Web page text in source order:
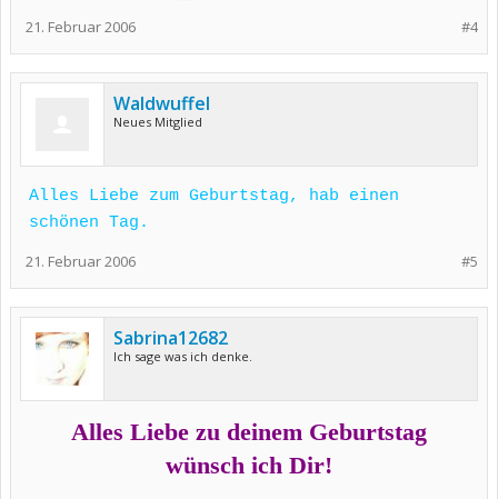
#4
21. Februar 2006
Waldwuffel
Neues Mitglied
Alles Liebe zum Geburtstag, hab einen
schönen Tag.
#5
21. Februar 2006
Sabrina12682
Ich sage was ich denke.
Alles Liebe zu deinem Geburtstag
wünsch ich Dir!